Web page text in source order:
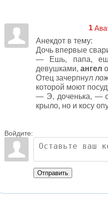
1
Анекдот в тему:
Дочь впервые
— Ешь, папа,
девушками, ангел
Отец зачерпнул
которой моют
— Э, доченька, —
крыло, но и косу
Войдите:
Отправить